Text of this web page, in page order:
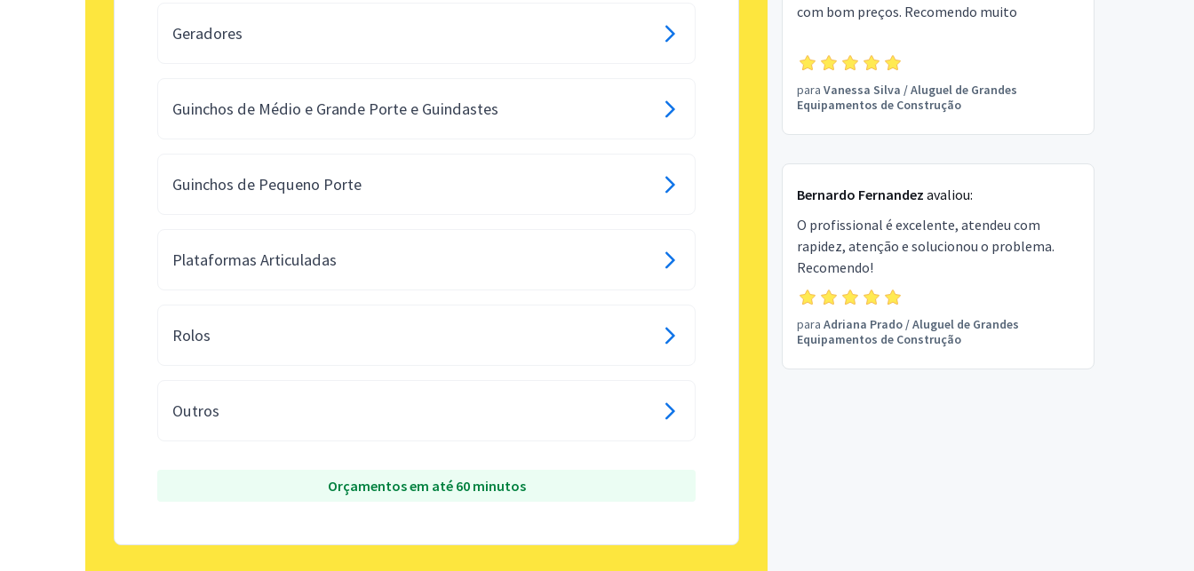
Geradores
Guinchos de Médio e Grande Porte e Guindastes
Guinchos de Pequeno Porte
Plataformas Articuladas
Rolos
Outros
Orçamentos em até 60 minutos
com bom preços. Recomendo muito
para Vanessa Silva /Aluguel de Grandes
Equipamentos de Construção
Bernardo Fernandez avaliou:
O profissional é excelente, atendeu com
rapidez, atenção e solucionou o problema.
Recomendo!
para Adriana Prado/Aluguel de Grandes
Equipamentos de Construção